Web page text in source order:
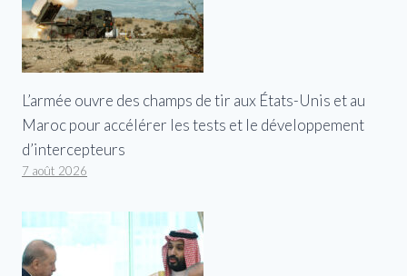
L’armée ouvre des champs de tir aux États-Unis et au
Maroc pour accélérer les tests et le développement
d’intercepteurs
7 août 2026